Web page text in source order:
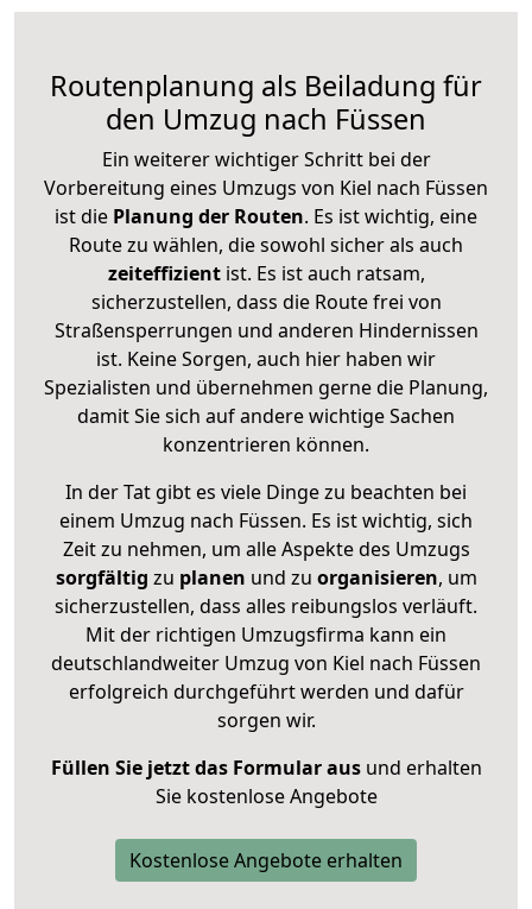
Routenplanung als Beiladung für
den Umzug nach Füssen
Ein weiterer wichtiger Schritt bei der
Vorbereitung eines Umzugs von Kiel nach Füssen
ist die Planung der Routen. Es ist wichtig, eine
Route zu wählen, die sowohl sicher als auch
zeiteffizientist. Es ist auch ratsam,
sicherzustellen, dass die Route frei von
Straßensperrungen und anderen Hindernissen
ist. Keine Sorgen, auch hier haben wir
Spezialisten und übernehmen gerne die Planung,
damit Sie sich auf andere wichtige Sachen
konzentrieren können.
In der Tat gibt es viele Dinge zu beachten bei
einem Umzug nach Füssen. Es ist wichtig, sich
Zeit zu nehmen, um alle Aspekte des Umzugs
sorgfältig zu planen und zu organisieren, um
sicherzustellen, dass alles reibungslos verläuft.
Mit der richtigen Umzugsfirma kann ein
deutschlandweiter Umzug von Kiel nach Füssen
erfolgreich durchgeführt werden und dafür
sorgen wir.
Füllen Sie jetzt das Formular ausund erhalten
Sie kostenlose Angebote
Kostenlose Angebote erhalten